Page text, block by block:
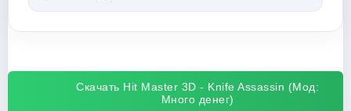
Скачать Hit Master 3D - Knife Assassin (Мод:
Много денег)